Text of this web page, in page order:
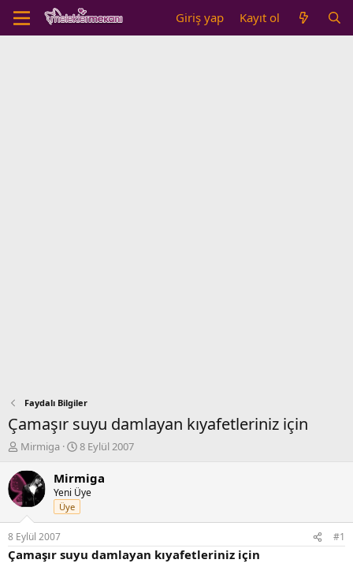
Giriş yap Kayıt ol
Faydalı Bilgiler
Çamaşır suyu damlayan kıyafetleriniz için
K
n
b
u
y
u
b
a
Mirmiga
B
ş
l
a
n
ı
ç
8 Eylül 2007
Mirmiga
Yeni Üye
Üye
8 Eylül 2007 #1
Çamaşır suyu damlayan kıyafetleriniz için